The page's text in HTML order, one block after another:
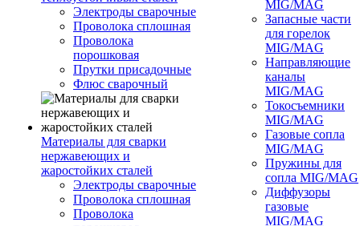
Электроды сварочные
Проволока сплошная
Проволока
порошковая
Прутки присадочные
Флюс сварочный
Материалы для сварки
нержавеющих и
жаростойких сталей
Электроды сварочные
Проволока сплошная
Проволока
MIG/MAG
Запасные части
для горелок
MIG/MAG
Направляющие
каналы
MIG/MAG
Токосъемники
MIG/MAG
Газовые сопла
MIG/MAG
Пружины для
сопла MIG/MAG
Диффузоры
газовые
MIG/MAG